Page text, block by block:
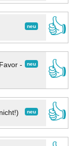
neu
👍
neu
-
👍
neu
👍